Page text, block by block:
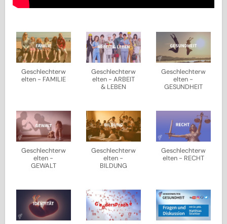
Geschlechterw
elten - FAMILIE
Geschlechterw
elten - ARBEIT
& LEBEN
Geschlechterw
elten -
GESUNDHEIT
Geschlechterw
elten -
GEWALT
Geschlechterw
elten -
BILDUNG
Geschlechterw
elten - RECHT